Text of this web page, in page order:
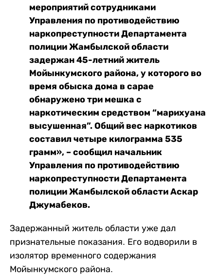
мероприятий сотрудниками
Управления по противодействию
наркопреступности Департамента
полиции Жамбылской области
задержан 45-летний житель
Мойынкумского района, у которого во
время обыска дома в сарае
обнаружено три мешка с
наркотическим средством “марихуана
высушенная”. Общий вес наркотиков
составил четыре килограмма 535
грамм», – сообщил начальник
Управления по противодействию
наркопреступности Департамента
полиции Жамбылской области Аскар
Джумабеков.
Задержанный житель области уже дал
признательные показания. Его водворили в
изолятор временного содержания
Мойынкумского района.